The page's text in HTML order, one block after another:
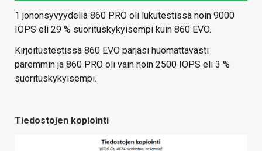
1 jononsyvyydellä 860 PRO oli lukutestissä noin 9000
IOPS eli 29 % suorituskykyisempi kuin 860 EVO.
Kirjoitustestissä 860 EVO pärjäsi huomattavasti
paremmin ja 860 PRO oli vain noin 2500 IOPS eli 3 %
suorituskykyisempi.
Tiedostojen kopiointi